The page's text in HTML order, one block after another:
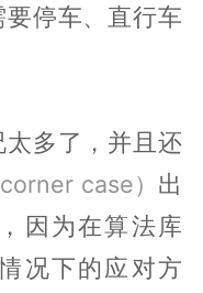
停车、直行车
多了，并且还
case） 出
因为在算法库
况下的应对方